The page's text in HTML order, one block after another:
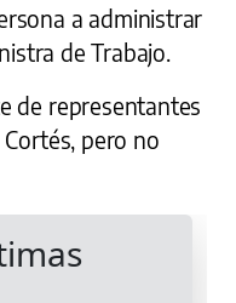
a administrar
de Trabajo.
de representantes
Cortés, pero no